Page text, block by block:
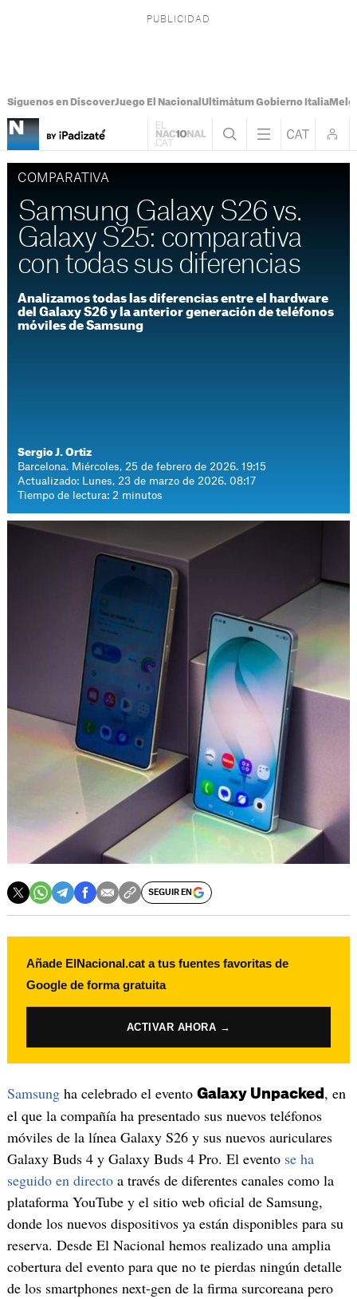
Síguenos en DiscoverJuego El Nacional Ultimátum Gobierno Italia
COMPARATIVA
Samsung Galaxy S26 vs.
Galaxy S25: comparativa
con todas sus diferencias
Analizamos todas las diferencias entre el hardware
del Galaxy S26 y la anterior generación de teléfonos
móviles de Samsung
Sergio J. Ortiz
Barcelona. Miércoles, 25 de febrero de 2026. 19:15
Actualizado: Lunes, 23 de marzo de 2026. 08:17
Tiempo de lectura: 2 minutos
SEGUIR EN
Añade ElNacional.cat a tus fuentes favoritas de
Google de forma gratuita
ACTIVAR AHORA →
Samsungha celebrado el evento Galaxy Unpacked , en
el que la compañía ha presentado sus nuevos teléfonos
móviles de la línea Galaxy S26 y sus nuevos auriculares
Galaxy Buds 4 y Galaxy Buds 4 Pro. El evento se ha
seguido en directoa través de diferentes canales como la
plataforma YouTube y el sitio web oficial de Samsung,
donde los nuevos dispositivos ya están disponibles para su
reserva. Desde El Nacional hemos realizado una amplia
cobertura del evento para que no te pierdas ningún detalle
de los smartphones next-gen de la firma surcoreana pero